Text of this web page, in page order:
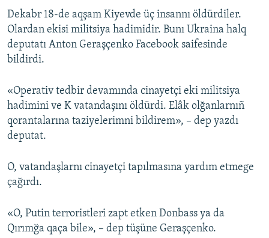
RFE/RS bütün saytları
Dekabr 18-de aqşam Kiyevde üç insannı öldürdiler.
Olardan ekisi militsiya hadimidir. Bunı Ukraina halq
deputatı Anton Geraşçenko Facebook saifesinde
bildirdi.
«Operativ tedbir devamında cinayetçi eki militsiya
hadimini ve K vatandaşını öldürdi. Elâk olğanlarnıñ
qorantalarına taziyelerimni bildirem», – dep yazdı
deputat.
O, vatandaşlarnı cinayetçi tapılmasına yardım etmege
çağırdı.
«O, Putin terroristleri zapt etken Donbass ya da
Qırımğa qaça bile», – dep tüşüne Geraşçenko.